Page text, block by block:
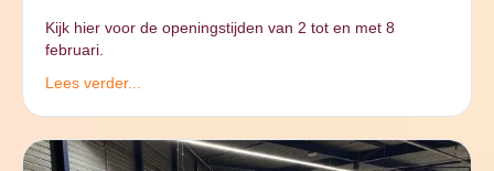
Kijk hier voor de openingstijden van 2 tot en met 8
februari.
Lees verder...